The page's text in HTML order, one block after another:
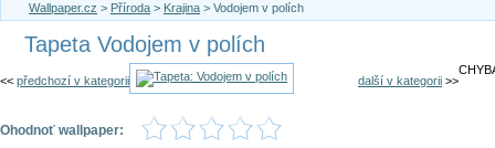
Wallpaper.cz > Příroda > Krajina > Vodojem v polích
Tapeta Vodojem v polích
<< předchozí v kategorii další v kategorii >>
Ohodnoť wallpaper: